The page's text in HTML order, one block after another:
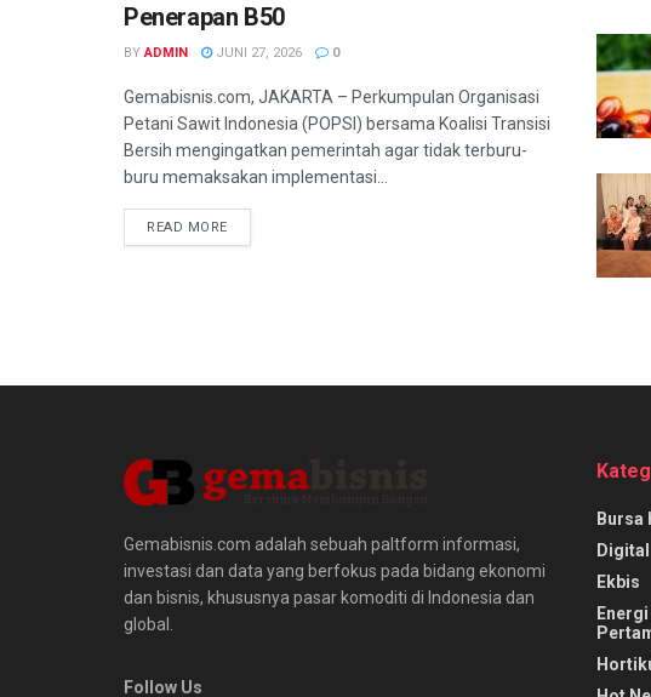
Penerapan B50
BY ADMIN JUNI 27, 2026 0
Gemabisnis.com, JAKARTA – Perkumpulan Organisasi
Petani Sawit Indonesia (POPSI) bersama Koalisi Transisi
Bersih mengingatkan pemerintah agar tidak terburu-
buru memaksakan implementasi...
READ MORE
Gemabisnis.com adalah sebuah paltform informasi,
investasi dan data yang berfokus pada bidang ekonomi
dan bisnis, khususnya pasar komoditi di Indonesia dan
global.
Follow Us
Bursa
Digital
Ekbis
Energi